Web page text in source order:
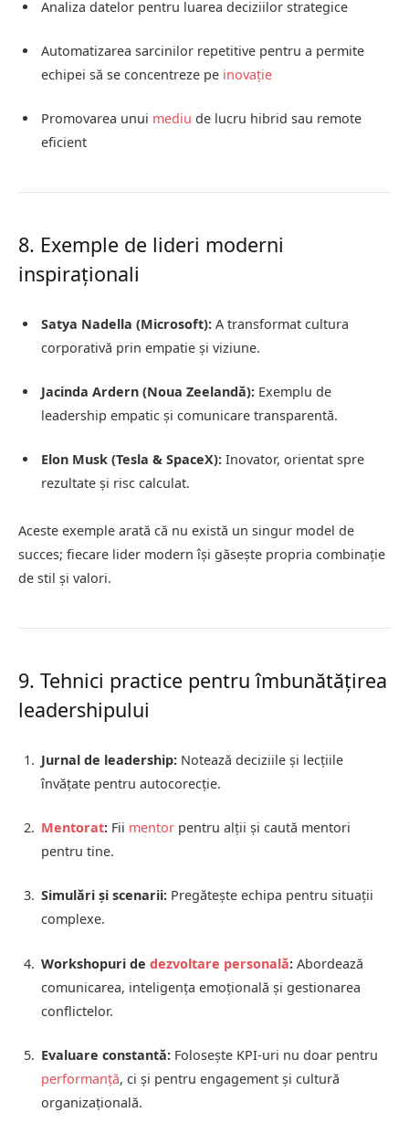
Analiza datelor pentru luarea deciziilor strategice
Automatizarea sarcinilor repetitive pentru a permite
echipei să se concentreze pe inovație
Promovarea unui mediu de lucru hibrid sau remote
eficient
8. Exemple de lideri moderni
inspiraționali
Satya Nadella (Microsoft): A transformat cultura
corporativă prin empatie și viziune.
Jacinda Ardern (Noua Zeelandă): Exemplu de
leadership empatic și comunicare transparentă.
Elon Musk (Tesla & SpaceX): Inovator, orientat spre
rezultate și risc calculat.
Aceste exemple arată că nu există un singur model de
succes; fiecare lider modern își găsește propria combinație
de stil și valori.
9. Tehnici practice pentru îmbunătățirea
leadershipului
Jurnal de leadership: Notează deciziile și lecțiile
învățate pentru autocorecție.
Mentorat: Fii mentor pentru alții și caută mentori
pentru tine.
Simulări și scenarii: Pregătește echipa pentru situații
complexe.
Workshopuri de dezvoltare personală: Abordează
comunicarea, inteligența emoțională și gestionarea
conflictelor.
Evaluare constantă: Folosește KPI-uri nu doar pentru
performanță, ci și pentru engagement și cultură
organizațională.